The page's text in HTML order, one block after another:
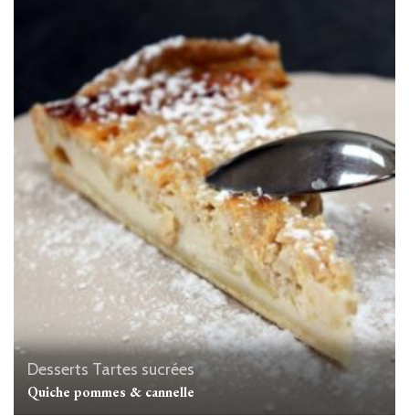
Desserts Tartes sucrées
Quiche pommes & cannelle